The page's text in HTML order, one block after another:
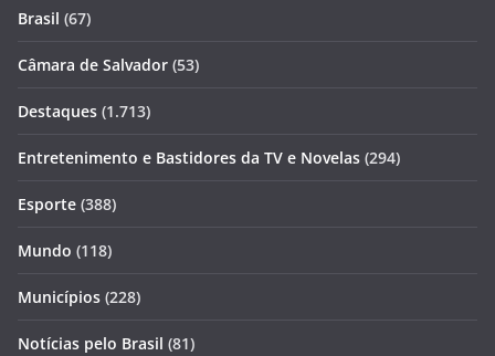
Brasil (67)
Câmara de Salvador (53)
Destaques (1.713)
Entretenimento e Bastidores da TV e Novelas (294)
Esporte (388)
Mundo (118)
Municípios (228)
Notícias pelo Brasil (81)